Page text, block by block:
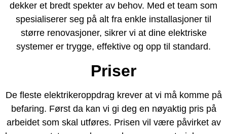
dekker et bredt spekter av behov. Med et team som
spesialiserer seg på alt fra enkle installasjoner til
større renovasjoner, sikrer vi at dine elektriske
systemer er trygge, effektive og opp til standard.
Priser
De fleste elektrikeroppdrag krever at vi må komme på
befaring. Først da kan vi gi deg en nøyaktig pris på
arbeidet som skal utføres. Prisen vil være påvirket av